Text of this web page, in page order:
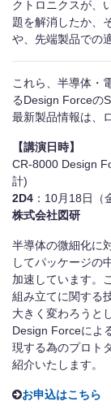
クトロニクスが、
題を解消したか、
や、先端製品での
これら、半導体・
るDesign Forceの
最新製品情報は、
【講演日時】
CR-8000 Design
計)
2D4 ：10月18日
株式会社図研
半導体の微細化に
してパッケージの
加速しています。
組み立てに関する
大きく変わろうと
Design Forceによ
現する為のプロト
紹介いたします。
お申込はこちら